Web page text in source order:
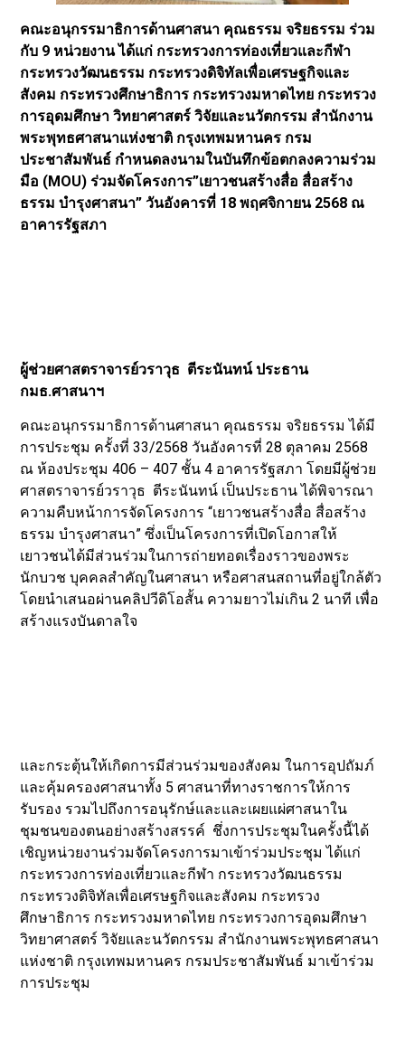
คณะอนุกรรมาธิการด้านศาสนา คุณธรรม จริยธรรม ร่วม
กับ 9 หน่วยงาน ได้แก่ กระทรวงการท่องเที่ยวและกีฬา
กระทรวงวัฒนธรรม กระทรวงดิจิทัลเพื่อเศรษฐกิจและ
สังคม กระทรวงศึกษาธิการ กระทรวงมหาดไทย กระทรวง
การอุดมศึกษา วิทยาศาสตร์ วิจัยและนวัตกรรม สำนักงาน
พระพุทธศาสนาแห่งชาติ กรุงเทพมหานคร กรม
ประชาสัมพันธ์ กำหนดลงนามในบันทึกข้อตกลงความร่วม
มือ (MOU) ร่วมจัดโครงการ”เยาวชนสร้างสื่อ สื่อสร้าง
ธรรม บำรุงศาสนา” วันอังคารที่ 18 พฤศจิกายน 2568 ณ
อาคารรัฐสภา
ผู้ช่วยศาสตราจารย์วราวุธ ตีระนันทน์ ประธาน
กมธ.ศาสนาฯ
คณะอนุกรรมาธิการด้านศาสนา คุณธรรม จริยธรรม ได้มี
การประชุม ครั้งที่ 33/2568 วันอังคารที่ 28 ตุลาคม 2568
ณ ห้องประชุม 406 – 407 ชั้น 4 อาคารรัฐสภา โดยมีผู้ช่วย
ศาสตราจารย์วราวุธ ตีระนันทน์ เป็นประธาน ได้พิจารณา
ความคืบหน้าการจัดโครงการ “เยาวชนสร้างสื่อ สื่อสร้าง
ธรรม บำรุงศาสนา” ซึ่งเป็นโครงการที่เปิดโอกาสให้
เยาวชนได้มีส่วนร่วมในการถ่ายทอดเรื่องราวของพระ
นักบวช บุคคลสำคัญในศาสนา หรือศาสนสถานที่อยู่ใกล้ตัว
โดยนำเสนอผ่านคลิปวีดิโอสั้น ความยาวไม่เกิน 2 นาที เพื่อ
สร้างแรงบันดาลใจ
และกระตุ้นให้เกิดการมีส่วนร่วมของสังคม ในการอุปถัมภ์
และคุ้มครองศาสนาทั้ง 5 ศาสนาที่ทางราชการให้การ
รับรอง รวมไปถึงการอนุรักษ์และและเผยแผ่ศาสนาใน
ชุมชนของตนอย่างสร้างสรรค์ ชึ่งการประชุมในครั้งนี้ได้
เชิญหน่วยงานร่วมจัดโครงการมาเข้าร่วมประชุม ได้แก่
กระทรวงการท่องเที่ยวและกีฬา กระทรวงวัฒนธรรม
กระทรวงดิจิทัลเพื่อเศรษฐกิจและสังคม กระทรวง
ศึกษาธิการ กระทรวงมหาดไทย กระทรวงการอุดมศึกษา
วิทยาศาสตร์ วิจัยและนวัตกรรม สำนักงานพระพุทธศาสนา
แห่งชาติ กรุงเทพมหานคร กรมประชาสัมพันธ์ มาเข้าร่วม
การประชุม